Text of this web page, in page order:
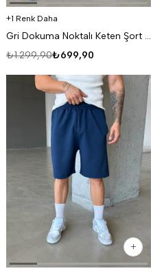
1 Renk Daha
Gri Dokuma Noktalı Keten Şort SNZ 1174
₺699,90
₺1.299,90